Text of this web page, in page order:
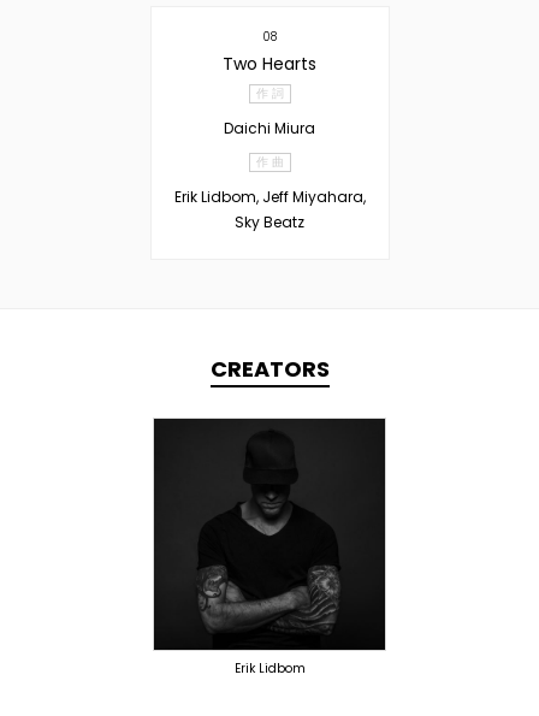
08
Two Hearts
作 詞
Daichi Miura
作 曲
Erik Lidbom, Jeff Miyahara,
Sky Beatz
CREATORS
TOPLINER
PRODUCER
LYRICIST
OVERSEAS
Erik Lidbom